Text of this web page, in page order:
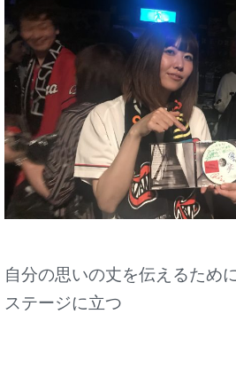
自分の思いの丈を伝えるため
ステージに立つ